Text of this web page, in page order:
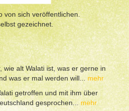
von sich veröffentlichen.
gezeichnet.
wie alt Walati ist, was er gerne in
was er mal werden will... mehr
getroffen und mit ihm über
gesprochen...mehr